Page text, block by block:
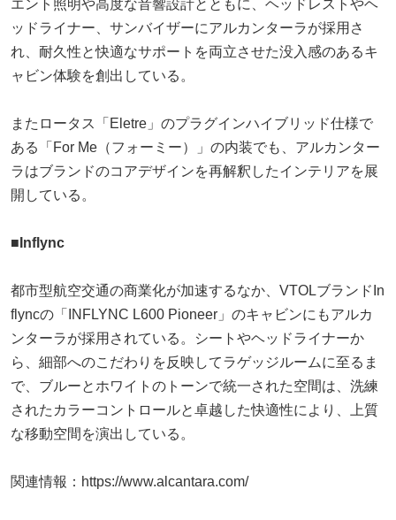
エント照明や高度な音響設計とともに、ヘッドレストやヘ
ッドライナー、サンバイザーにアルカンターラが採用さ
れ、耐久性と快適なサポートを両立させた没入感のあるキ
ャビン体験を創出している。
またロータス「Eletre」のプラグインハイブリッド仕様で
ある「For Me（フォーミー）」の内装でも、アルカンター
ラはブランドのコアデザインを再解釈したインテリアを展
開している。
■Inflync
都市型航空交通の商業化が加速するなか、VTOLブランドIn
flyncの「INFLYNC L600 Pioneer」のキャビンにもアルカ
ンターラが採用されている。シートやヘッドライナーか
ら、細部へのこだわりを反映してラゲッジルームに至るま
で、ブルーとホワイトのトーンで統一された空間は、洗練
されたカラーコントロールと卓越した快適性により、上質
な移動空間を演出している。
関連情報：https://www.alcantara.com/